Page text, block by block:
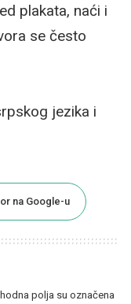
plakata, naći i
se često
jezika i
na Google-u
polja su označena